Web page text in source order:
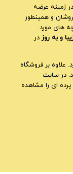
زمینه عرضه
و همینطور
های مورد
و به روز در
علاوه بر فروشگاه
در سایت
ای را مشاهده